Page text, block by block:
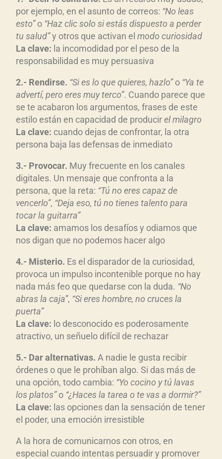
por ejemplo, en el asunto de correos: “No leas
esto”o “Haz clic solo si estás dispuesto a perder
tu salud”y otros que activan el modo curiosidad
La clave: la incomodidad por el peso de la
responsabilidad es muy persuasiva
2.- Rendirse. “Si es lo que quieres, hazlo”o “Ya te
advertí, pero eres muy terco”. Cuando parece que
se te acabaron los argumentos, frases de este
estilo están en capacidad de producirel milagro
La clave: cuando dejas de confrontar, la otra
persona baja las defensas de inmediato
3.- Provocar. Muy frecuente en los canales
digitales. Un mensaje que confronta a la
persona, que la reta: “Tú no eres capaz de
vencerlo”, “Deja eso, tú no tienes talento para
tocar la guitarra”
La clave: amamos los desafíos y odiamos que
nos digan que no podemos hacer algo
4.- Misterio. Es el disparador de la curiosidad,
provoca un impulso incontenible porque no hay
nada más feo que quedarse con la duda. “No
abras la caja”, “Si eres hombre, no cruces la
puerta”
La clave: lo desconocido es poderosamente
atractivo, un señuelo difícil de rechazar
5.- Dar alternativas. A nadie le gusta recibir
órdenes o que le prohíban algo. Si das más de
una opción, todo cambia: “Yo cocino y tú lavas
los platos”o “¿Haces la tarea o te vas a dormir?”
La clave: las opciones dan la sensación de tener
el poder, una emoción irresistible
A la hora de comunicarnos con otros, en
especial cuando intentas persuadir y promover